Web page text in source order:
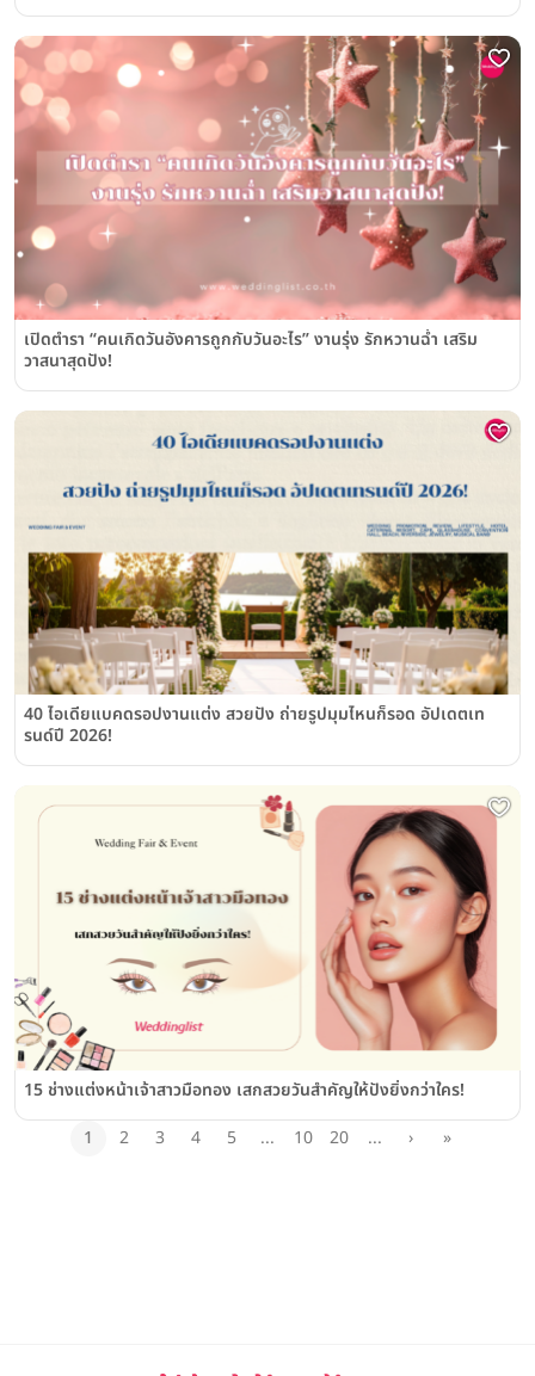
เปิดตำรา “คนเกิดวันอังคารถูกกับวันอะไร” งานรุ่ง รักหวานฉ่ำ เสริม
วาสนาสุดปัง!
40 ไอเดียแบคดรอปงานแต่ง สวยปัง ถ่ายรูปมุมไหนก็รอด อัปเดตเท
รนด์ปี 2026!
15 ช่างแต่งหน้าเจ้าสาวมือทอง เสกสวยวันสำคัญให้ปังยิ่งกว่าใคร!
1
2 3 4 5 ... 10 20 ... › »